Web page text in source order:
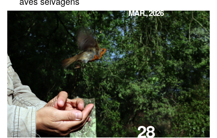
MAR., 2026
28